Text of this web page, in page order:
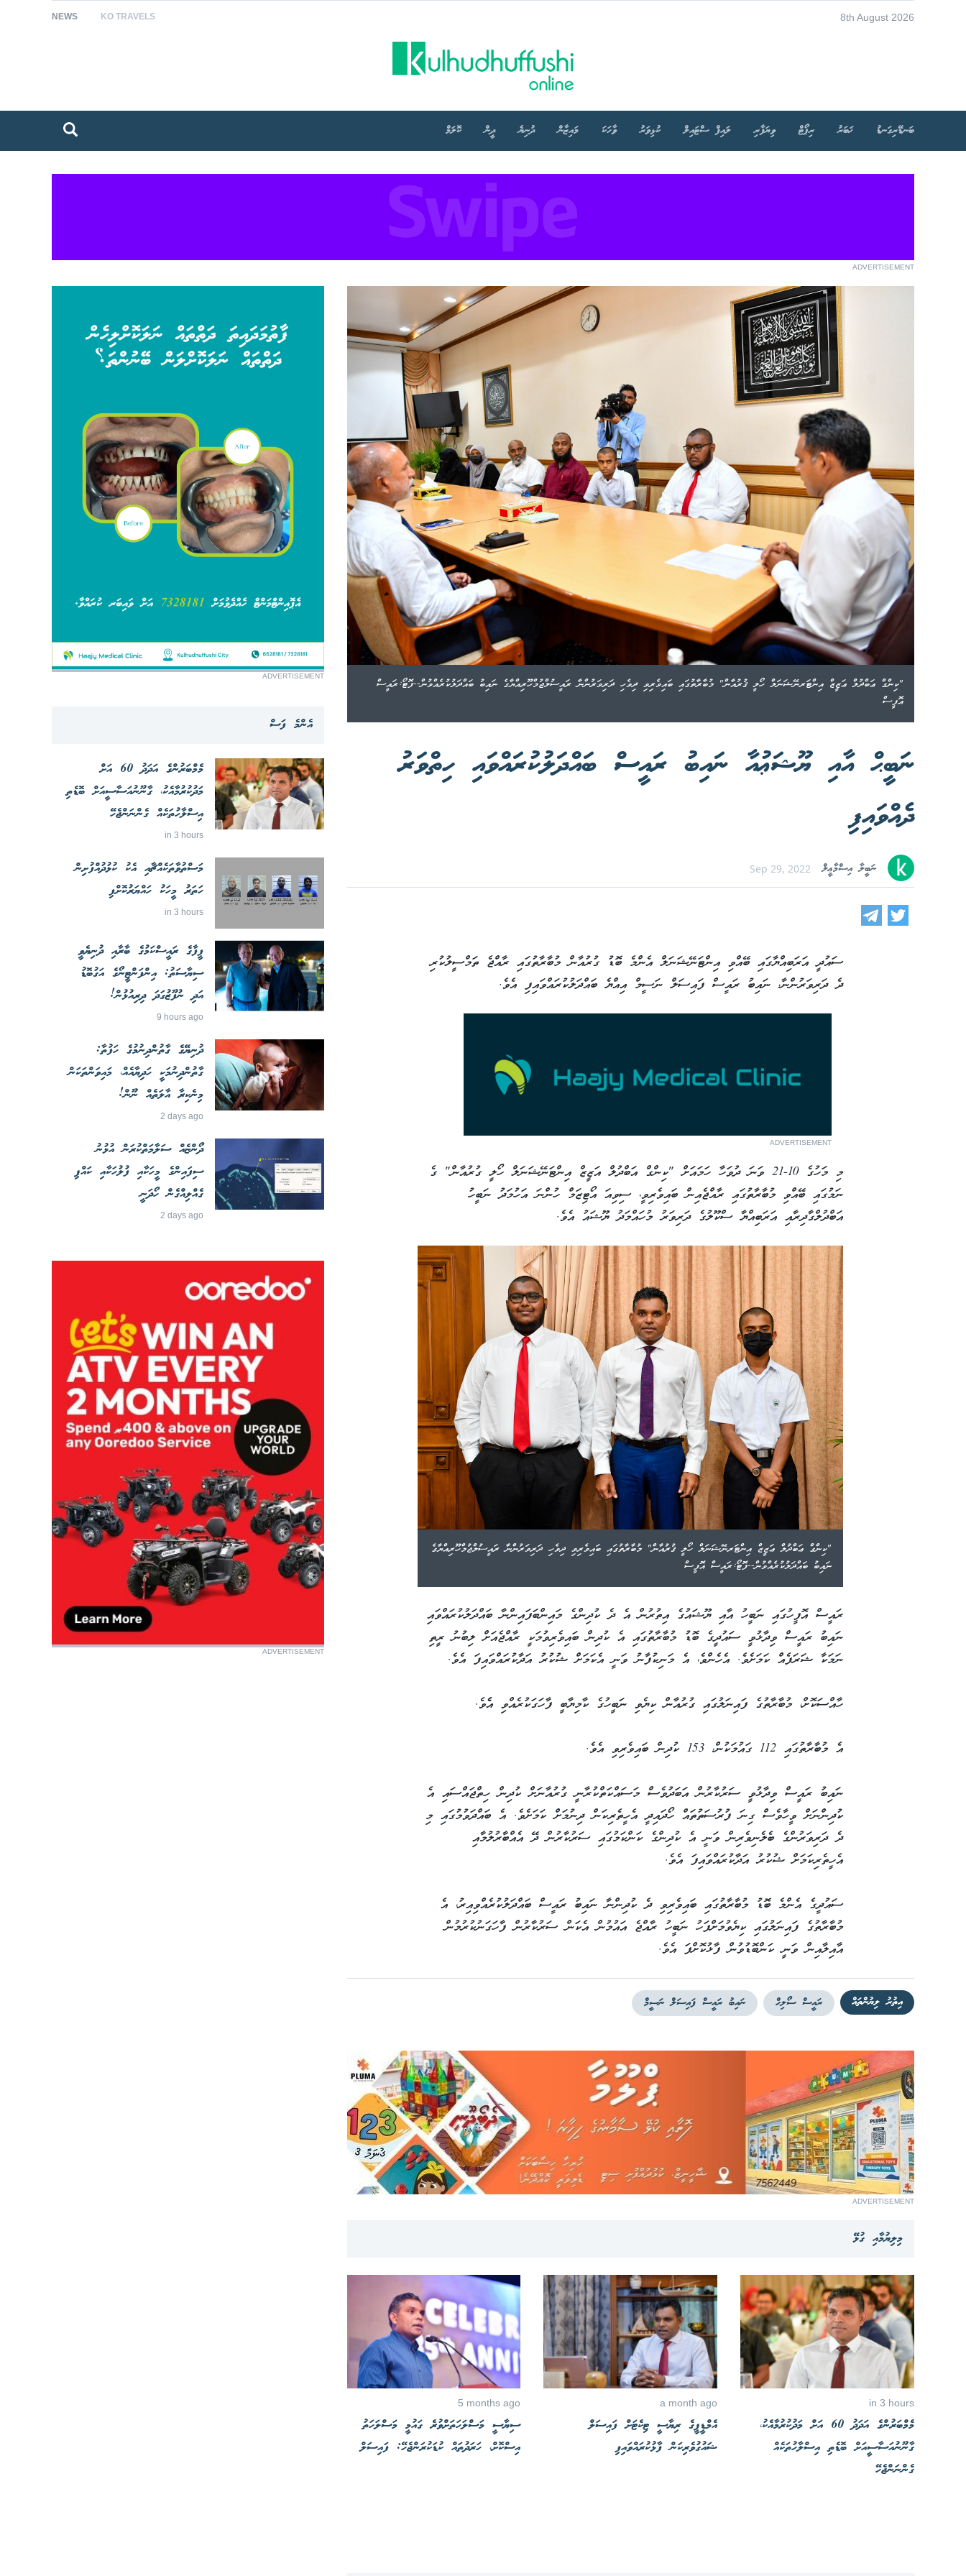
NEWS KO TRAVELS 8th August 2026
ބަނޑޭރިގަނޑު ޚަބަރު ރިޕޯޓް ވިޔަފާރި ލައިފް ސްޓައިލް ކުޅިވަރު ވާހަކަ މައިޒާން ދުނިޔެ ދީން ކޮލަމް
ADVERTISEMENT
"ކިންގް ޢަބްދުލް ޢަޒީޒް އިންޓަރނޭޝަނަލް ހޯލީ ޤުރުއާން" މުބާރާތުގައި ބައިވެރިވި ދިވެހި ދަރިވަރުންނާ ރައީސުލްޖުމްހޫރިއްޔާގެ ނައިބު ބައްދަލުކުރެއްވުން--ފޮޓޯ:ރައީސް
އޮފީސް
ނަބީޙް އާއި ޔޫޝަޢުއާ ނައިބު ރައީސް ބައްދަލުކުރައްވައި ހިތްވަރު
ދެއްވައިފި
ނަބީލާ އިސްމާޢީލް Sep 29, 2022
ސައުދީ އަރަބިއްޔާގައި ބޭއްވި އިންޓަނޭޝަނަލް އެންމެ ބޮޑު ގުރުއާން މުބާރާތުގައި ރާއްޖެ ތަމްސީލުކުރި
ދެ ދަރިވަރުންނާ، ނައިބު ރައީސް ފައިސަލް ނަސީމް އިއްޔެ ބައްދަލުކުރައްވައިފި އެވެ.
ADVERTISEMENT
މި މަހުގެ 10-21 ވަނަ ދުވަހާ ހަމައަށް "ކިންގް އަބްދުލް އަޒީޒް އިންޓަނޭޝަނަލް ހޯލީ ގުރުއާން" ގެ
ނަމުގައި ބޭއްވި މުބާރާތުގައި ރާއްޖެއިން ބައިވެރިވީ، ސިވިއަ އޯޓިޒަމް ހުންނަ އަހުމަދު ނަބީހު
އަބްދުލްގާދިރާއި އަރަބިއްޔާ ސްކޫލުގެ ދަރިވަރު މުހައްމަދު ޔޫޝައު އެވެ.
"ކިންގް ޢަބްދުލް ޢަޒީޒް އިންޓަރނޭޝަނަލް ހޯލީ ޤުރުއާން" މުބާރާތުގައި ބައިވެރިވި ދިވެހި ދަރިވަރުންނާ ރައީސުލްޖުމްހޫރިއްޔާގެ
ނައިބު ބައްދަލުކުރެއްވުން--ފޮޓޯ:ރައީސް އޮފީސް
ރައީސް އޮފީހުގައި ނަބީހު އާއި ޔޫޝައުގެ އިތުރުން އެ ދެ ކުދިންގެ މައިންބަފައިންނާ ބައްދަލުކުރައްވައި
ނައިބު ރައީސް ވިދާޅުވީ ސައުދީގެ ބޮޑު މުބާރާތުގައި އެ ކުދިން ބައިވެރިވުމަކީ ރާއްޖެއަށް ލިބުނު ރީތި
ނަމަކާ ޝަރަފެއް ކަމަށެވެ. އެހެންވެ، އެ މަނިކުފާނު ވަނީ އެކަމަށް ޝުކުރު އަދާކުރައްވައިފަ އެވެ.
ހާއްސަކޮށް، މުބާރާތުގެ ފައިނަލުގައި ގުރުއާން ކިޔެވި ނަބީހުގެ ކާމިޔާބީ ފާހަގަކުރެއްވި އެެވެ.
އެ މުބާރާތުގައި 112 ގައުމަކުން، 153 ކުދިން ބައިވެރިވި އެވެ.
ނައިބު ރައީސް ވިދާޅުވީ ސަރުކާރުން އަބަދުވެސް މަސައްކަތްކުރާނީ ގުރުއާނަށް ކުދިން ހިތްޖައްސައި އެ
ކުދިންނަށް ވީހާވެސް ގިނަ ފުރުސަތުތައް ހޯދައިދީ އެހީތެރިކަން ދިނުމަށް ކަމަށެވެ. އެ ބައްދަވުމުގައި މި
ދެ ދަރިވަރުންގެ ބެލެނިވެރިން ވަނީ އެ ކުދިންގެ ކަންކަމުގައި ސަރުކާރުން ދޭ އެއްބާރުލުމާއި
އެހީތެރިކަމަށް ޝުކުރު އަދާކުރައްވައިފަ އެވެ.
ސައުދީގެ އެންމެ ބޮޑު މުބާރާތުގައި ބައިވެރިވި ދެ ކުދިންނާ ނައިބު ރައީސް ބައްދަލުކުރެއްވިއިރު، އެ
މުބާރާތުގެ ފައިނަލުގައި ކިޔެވުމަށްފަހު ނަބީހު ރާއްޖެ އައުމުން އެކަން ސަރުކާރުން ފާހަގަނުކުރުމުން
އާއިލާއިން ވަނީ ކަންބޮޑުވުން ފާޅުކޮށްފަ އެވެ.
އިތުރު ލިޔުންތައް ރައީސް ސޯލިހް ނައިބު ރައީސް ފައިސަލް ނަސީމް
ADVERTISEMENT
މިލިޔުމާއި ގުޅޭ
in 3 hours
މެމްބަރުންގެ އަދަދު 60 އަށް މަދުކުރުމާއެކު،
ގާނޫނުއަސާސީއަށް ބޮޑެތި އިސްލާހުތަކެއް
ގެންނަންޖެހޭ
a month ago
އެމްޑީޕީގެ ރިޔާސީ ޓިކެޓަށް ފައިސަލް
ޝައުގުވެރިކަން ފާޅުކުރައްވައިފި
5 months ago
ސިޔާސީ މަސްލަހަތަށްވުރެ ގައުމީ މަސްލަހަތު
އިސްކޮށް، ހަރަދުތައް ކުޑަކުރަންޖެހޭ: ފައިސަލް
ADVERTISEMENT
އެންމެ ފަސް
މެމްބަރުންގެ އަދަދު 60 އަށް
މަދުކުރުމާއެކު، ގާނޫނުއަސާސީއަށް ބޮޑެތި
އިސްލާހުތަކެއް ގެންނަންޖެހޭ
in 3 hours
މަސްތުވާތަކެއްޗާއި އެކު ކުޅުދުއްފުށިން
ހަތަރު މީހަކު ހައްޔަރުކޮށްފި
in 3 hours
ފީފާގެ ރައީސްކަމުގެ ބާރާއި ދުނިޔެވީ
ސިޔާސަތު: އިންފަންޓީނޯގެ އަގުބޮޑު
އަދި ނުފޫޒުގަދަ ދިރިއުޅުން!
9 hours ago
ދުނިޔޭގެ ގާތުންދިނުމުގެ ހަފުތާ:
ގާތުންދިނުމަކީ ހަދިޔާއެއް، މައިވަންތަކަން
މިނެކިރާ އާލަތެއް ނޫން!
2 days ago
ދޯންޏެއް ސަލާމަތްކުރަން އުޅުނު
ސިފައިންގެ މީހަކާއި ފުލުހަކާއި ކައްޕި
ގެއްލިއްގެން ހޯދަނީ
2 days ago
ADVERTISEMENT